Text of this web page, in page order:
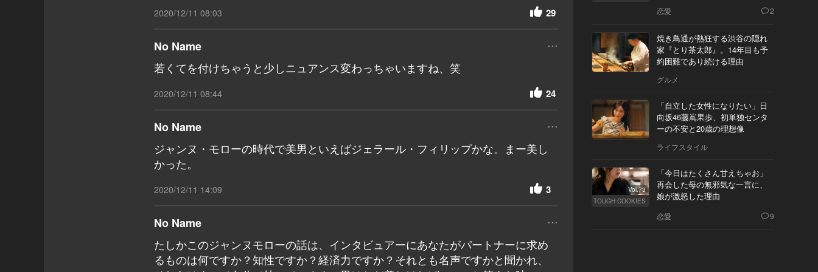
2020/12/11 08:03 29
No Name ...
若くてを付けちゃうと少しニュアンス変わっちゃいますね、笑
2020/12/11 08:44 24
No Name ...
ジャンヌ・モローの時代で美男といえばジェラール・フィリップかな。まー美し
かった。
2020/12/11 14:09 3
No Name ...
たしかこのジャンヌモローの話は、インタビュアーにあなたがパートナーに求め
るものは何ですか？知性ですか？経済力ですか？それとも名声ですかと聞かれ、
恋愛 2
焼き鳥通が熱狂する渋谷の隠れ
家『とり茶太郎』。14年目も予
約困難であり続ける理由
グルメ
「自立した女性になりたい」日
向坂46藤嶌果歩、初単独センタ
ーの不安と20歳の理想像
ライフスタイル
Vol.73
TOUGH COOKIES
「今日はたくさん甘えちゃお」
再会した母の無邪気な一言に、
娘が激怒した理由
恋愛 9